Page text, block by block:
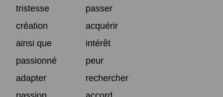
tristesse
passer
création
acquérir
ainsi que
intérêt
passionné
peur
adapter
rechercher